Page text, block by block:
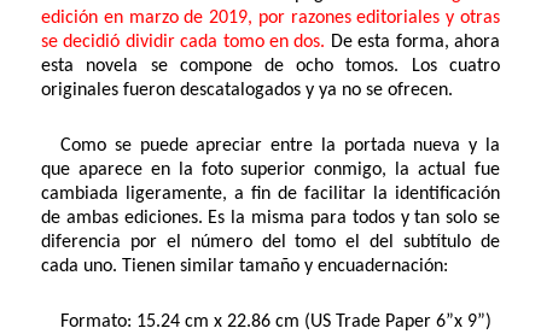
edición en marzo de 2019, por razones editoriales y otras
se decidió dividir cada tomo en dos. De esta forma, ahora
esta novela se compone de ocho tomos. Los cuatro
originales fueron descatalogados y ya no se ofrecen.
Como se puede apreciar entre la portada nueva y la
que aparece en la foto superior conmigo, la actual fue
cambiada ligeramente, a fin de facilitar la identificación
de ambas ediciones. Es la misma para todos y tan solo se
diferencia por el número del tomo el del subtítulo de
cada uno. Tienen similar tamaño y encuadernación:
Formato: 15.24 cm x 22.86 cm (US Trade Paper 6”x 9”)